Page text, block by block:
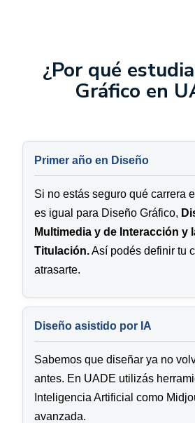
¿Por qué
Gráfico en
Primer año en Diseño
Si no estás seguro qué carrera
es igual para Diseño Gráfico,
Multimedia y de Interacción y
Titulación.Así podés definir tu
atrasarte.
Diseño asistido por IA
Sabemos que diseñar ya no
antes. En UADE utilizás
Inteligencia Artificial como
avanzada.